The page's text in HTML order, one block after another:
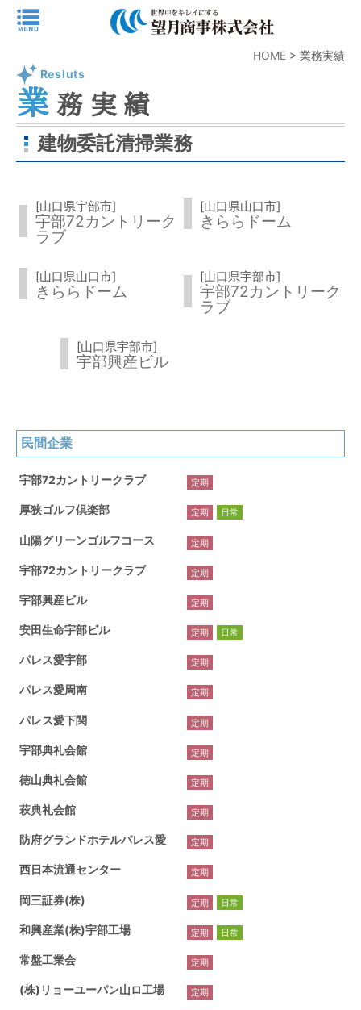
HOME >業務実績
Resluts
業 務実績
建物委託清掃業務
[山口県宇部市]
宇部72カントリーク
ラブ
[山口県山口市]
きららドーム
[山口県山口市]
きららドーム
[山口県宇部市]
宇部72カントリーク
ラブ
[山口県宇部市]
宇部興産ビル
民間企業
宇部72カントリークラブ 定期
厚狭ゴルフ倶楽部 定期 日常
山陽グリーンゴルフコース 定期
宇部72カントリークラブ 定期
宇部興産ビル 定期
安田生命宇部ビル 定期 日常
パレス愛宇部 定期
パレス愛周南 定期
パレス愛下関 定期
宇部典礼会館 定期
徳山典礼会館 定期
萩典礼会館 定期
防府グランドホテルパレス愛 定期
西日本流通センター 定期
岡三証券(株) 定期 日常
和興産業(株)宇部工場 定期 日常
常盤工業会 定期
(株)リョーユーパン山ロ工場 定期